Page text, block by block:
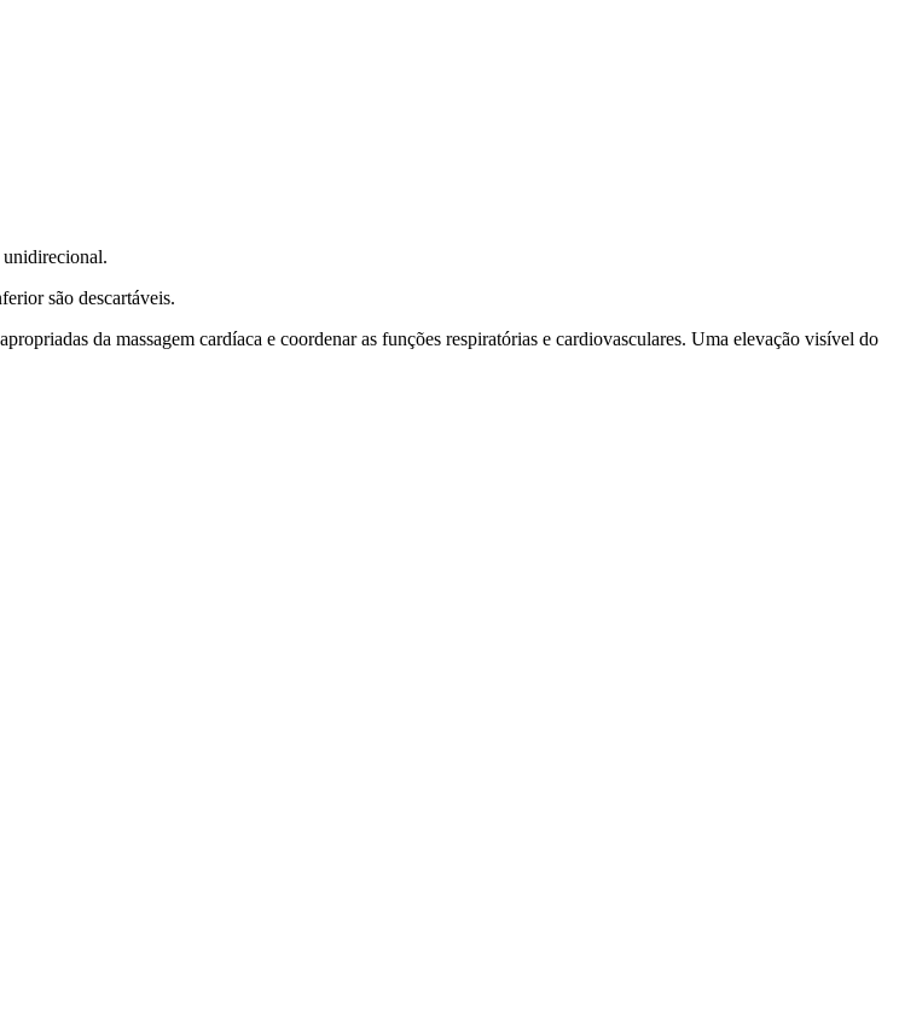
são descartáveis.
da massagem cardíaca e coordenar as funções respiratórias e cardiovasculares. Uma elevação visível do